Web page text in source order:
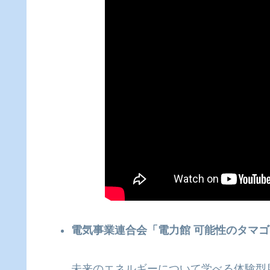
電気事業連合会「電力館 可能性のタマゴ